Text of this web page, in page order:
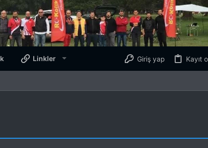
Linkler Giriş yap Kayıt